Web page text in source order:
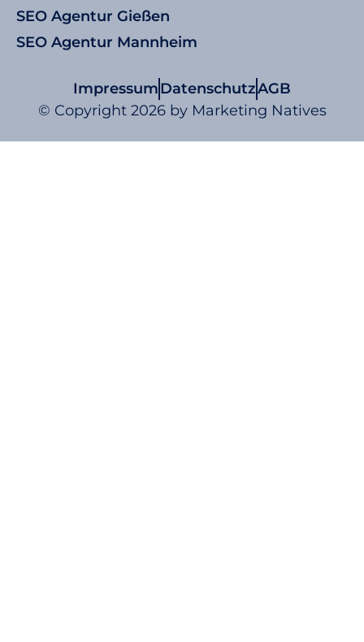
SEO Agentur Gießen
SEO Agentur Mannheim
ImpressumDatenschutzAGB
© Copyright 2026 by Marketing Natives